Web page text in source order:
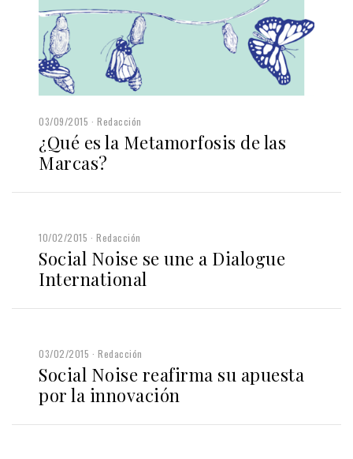
03/09/2015 Redacción
¿Qué es la Metamorfosis de las
Marcas?
10/02/2015 Redacción
Social Noise se une a Dialogue
International
03/02/2015 Redacción
Social Noise reafirma su apuesta
por la innovación